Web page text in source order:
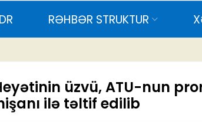
üzvü, ATU-nun
ilə təltif edilib